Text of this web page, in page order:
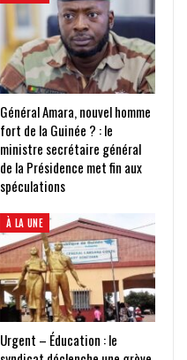
Général Amara, nouvel homme
fort de la Guinée ? : le
ministre secrétaire général
de la Présidence met fin aux
spéculations
À LA UNE
Urgent – Éducation : le